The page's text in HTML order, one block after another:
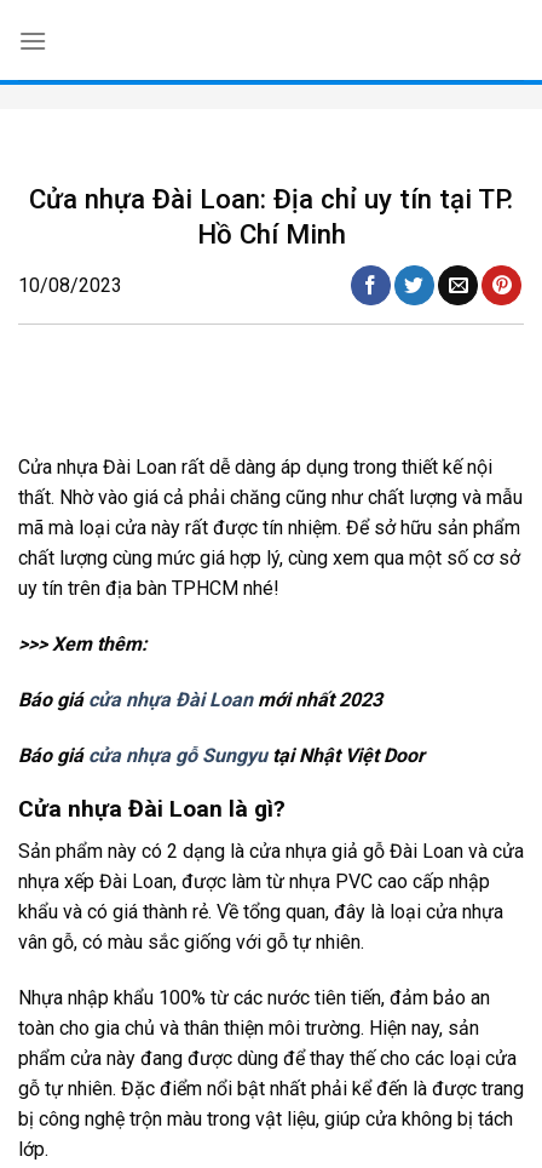
content
Cửa nhựa Đài Loan: Địa chỉ uy tín tại TP.
Hồ Chí Minh
10/08/2023
Cửa nhựa Đài Loan rất dễ dàng áp dụng trong thiết kế nội
thất. Nhờ vào giá cả phải chăng cũng như chất lượng và mẫu
mã mà loại cửa này rất được tín nhiệm. Để sở hữu sản phẩm
chất lượng cùng mức giá hợp lý, cùng xem qua một số cơ sở
uy tín trên địa bàn TPHCM nhé!
>>> Xem thêm:
Báo giá cửa nhựa Đài Loanmới nhất 2023
Báo giá cửa nhựa gỗ Sungyutại Nhật Việt Door
Cửa nhựa Đài Loan là gì?
Sản phẩm này có 2 dạng là cửa nhựa giả gỗ Đài Loan và cửa
nhựa xếp Đài Loan, được làm từ nhựa PVC cao cấp nhập
khẩu và có giá thành rẻ. Về tổng quan, đây là loại cửa nhựa
vân gỗ, có màu sắc giống với gỗ tự nhiên.
Nhựa nhập khẩu 100% từ các nước tiên tiến, đảm bảo an
toàn cho gia chủ và thân thiện môi trường. Hiện nay, sản
phẩm cửa này đang được dùng để thay thế cho các loại cửa
gỗ tự nhiên. Đặc điểm nổi bật nhất phải kể đến là được trang
bị công nghệ trộn màu trong vật liệu, giúp cửa không bị tách
lớp.